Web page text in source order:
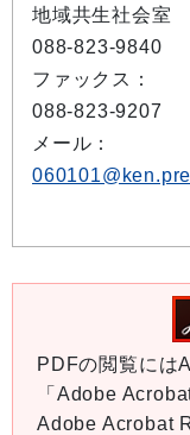
地域共生社会室
088-823-9840
ファックス：
088-823-9207
メール：
PDFの閲覧には
「Adobe
Adobe Acrobat